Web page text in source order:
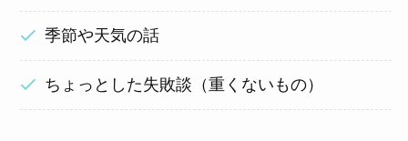
季節や天気の話
ちょっとした失敗談（重くないもの）